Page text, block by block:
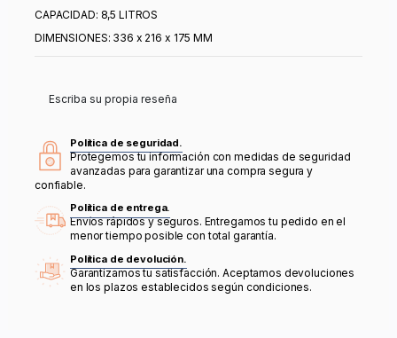
CAPACIDAD: 8,5 LITROS
DIMENSIONES: 336 x 216 x 175 MM
Escriba su propia reseña
Política de seguridad.
Protegemos tu información con medidas de seguridad
avanzadas para garantizar una compra segura y
confiable.
Política de entrega.
Envíos rápidos y seguros. Entregamos tu pedido en el
menor tiempo posible con total garantía.
Política de devolución.
Garantizamos tu satisfacción. Aceptamos devoluciones
en los plazos establecidos según condiciones.